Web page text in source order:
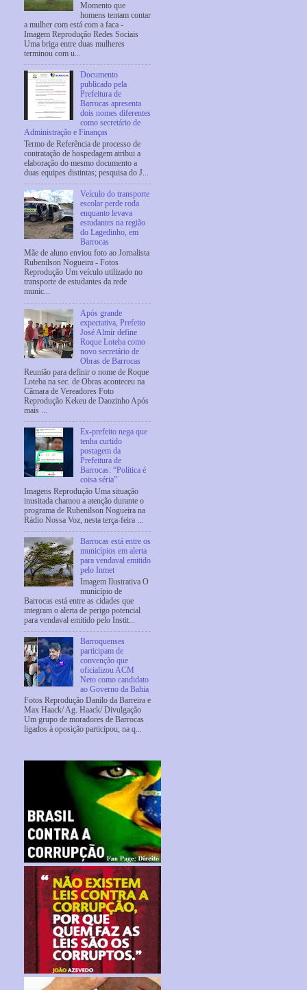
Momento que
homens tentam contar
a mulher com está com a faca -
Imagem Reprodução Redes Sociais
Uma briga entre duas mulheres
terminou com u...
Documento
publicado pela
Prefeitura de
Barrocas apresenta
dois nomes diferentes
como secretário de
Administração e Finanças
Termo de Referência de processo de
contratação de hospedagem atribui a
elaboração do mesmo documento a
duas equipes distintas; pesquisa do J...
Veículo do transporte
escolar perde roda
enquanto levava
estudantes na região
do Lagedinho, em
Barrocas
Mãe de aluno enviou foto ao Jornalista
Rubenilson Nogueira - Fotos
Reprodução Um veículo utilizado no
transporte de estudantes da rede
munic...
Após grande
expectativa, Prefeito
José Almir define
Roque Loteba como
novo secretário de
Obras de Barrocas
Reunião para definir o nome de Roque
Loteba na sec. de Obras aconteceu na
Câmara de Vereadores Foto
Reprodução Kekeu de Daozinho Após
mais ...
Ex-prefeito nega que
tenha curtido
postagem da
Prefeitura de
Barrocas: “Política é
coisa séria”
Imagens Reprodução Uma situação
inusitada chamou a atenção durante o
programa de Rubenilson Nogueira na
Rádio Nossa Voz, nesta terça-feira ...
Barrocas está entre os
municípios em alerta
para vendaval emitido
pelo Inmet
Imagem Ilustrativa O
município de
Barrocas está entre as cidades que
integram o alerta de perigo potencial
para vendaval emitido pelo Instit...
Barroquenses
participam de
convenção que
oficializou ACM
Neto como candidato
ao Governo da Bahia
Fotos Reprodução Danilo da Barreira e
Max Haack/ Ag. Haack/ Divulgação
Um grupo de moradores de Barrocas
ligados à oposição participou, na q...